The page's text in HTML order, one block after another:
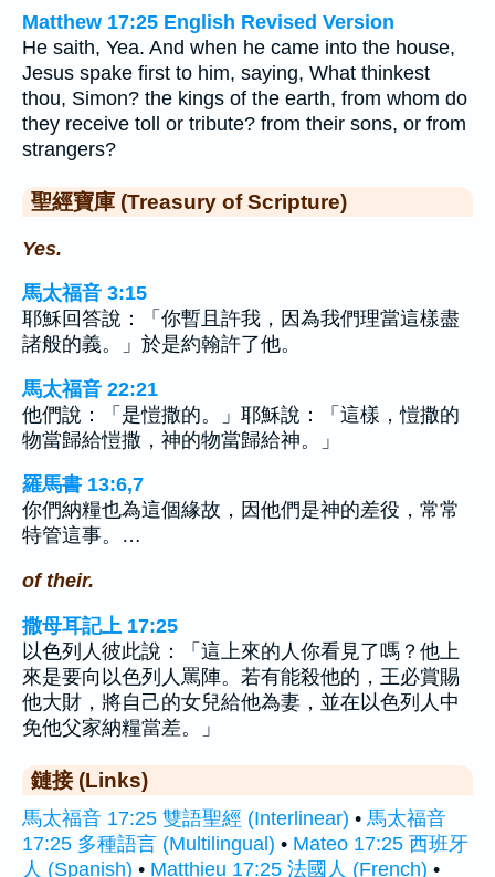
Matthew 17:25 English Revised Version
He saith, Yea. And when he came into the house,
Jesus spake first to him, saying, What thinkest
thou, Simon? the kings of the earth, from whom do
they receive toll or tribute? from their sons, or from
strangers?
聖經寶庫 (Treasury of Scripture)
Yes.
馬太福音 3:15
耶穌回答說：「你暫且許我，因為我們理當這樣盡
諸般的義。」於是約翰許了他。
馬太福音 22:21
他們說：「是愷撒的。」耶穌說：「這樣，愷撒的
物當歸給愷撒，神的物當歸給神。」
羅馬書 13:6,7
你們納糧也為這個緣故，因他們是神的差役，常常
特管這事。…
of their.
撒母耳記上 17:25
以色列人彼此說：「這上來的人你看見了嗎？他上
來是要向以色列人罵陣。若有能殺他的，王必賞賜
他大財，將自己的女兒給他為妻，並在以色列人中
免他父家納糧當差。」
鏈接 (Links)
馬太福音 17:25 雙語聖經 (Interlinear) • 馬太福音
17:25 多種語言 (Multilingual) • Mateo 17:25 西班牙
人 (Spanish) • Matthieu 17:25 法國人 (French) •